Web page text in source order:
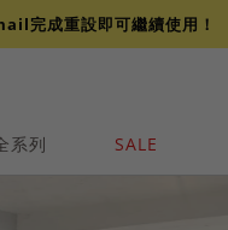
完成重設即可繼續使用！
系列 SALE